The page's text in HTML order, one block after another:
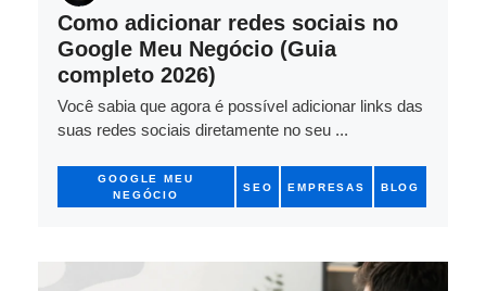
Como adicionar redes sociais no
Google Meu Negócio (Guia
completo 2026)
Você sabia que agora é possível adicionar links das
suas redes sociais diretamente no seu ...
GOOGLE MEU
NEGÓCIO
SEO EMPRESAS BLOG